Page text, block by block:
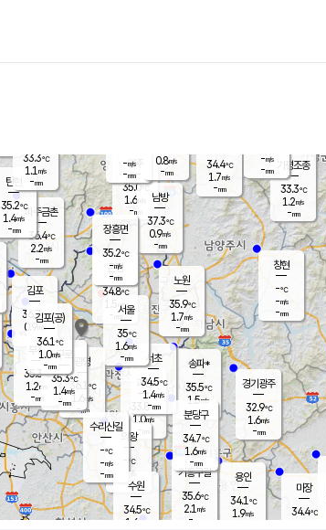
양주
35.0℃
1.6
-mm
과천
33.8℃
1.0m/s
- mm
용인
34.1℃
1.9m/s
경기광주
32.9℃
1.6m/s
-mm
파주금촌
36.4℃
2.2m/s
-mm
가평조종
33.3℃
1.2m/s
-mm
34.4℃
1.7m/s
-mm
창현
-℃
-m/s
-mm
탄현
35.2℃
1.4m/s
-mm
-m/s
-mm
마장
34.4℃
의왕
- ℃
m/s
mm
김포
36.7℃
0.9 m/s
mm
광명
36.1
℃
1.6 m/s
-mm
부천
35.3℃
1.2m/s
-mm
구로
35.3℃
1.4m/s
-mm
은평
34.8℃
1.5 m/s
- mm
노원
35.9℃
1.7m/s
-mm
송파*
35.5℃
1.5m/s
-mm
서초
34.5℃
1.4m/s
-mm
남방
37.3℃
0.9m/s
-mm
기흥구갈
35.6℃
2.1 m/s
-
수리산길
-℃
-m/s
-mm
분당구
34.7℃
1.6m/s
-mm
장흥면
35.2℃
-m/s
-mm
-m/s
-mm
김포(공)
36.1℃
1.0m/s
-mm
수원
34.5℃
1.6 m/s
서울
35℃
1.6m/s
-mm
33.3℃
1.1 m/s
-mm
0.8m/s
-mm